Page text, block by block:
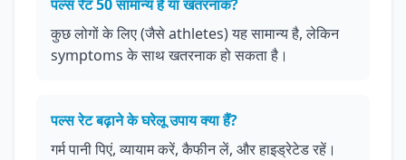
पल्स रेट 50 सामान्य है या खतरनाक?
कुछ लोगों के लिए (जैसे athletes) यह सामान्य है, लेकिन
symptoms के साथ खतरनाक हो सकता है।
पल्स रेट बढ़ाने के घरेलू उपाय क्या हैं?
गर्म पानी पिएं, व्यायाम करें, कैफीन लें, और हाइड्रेटेड रहें।